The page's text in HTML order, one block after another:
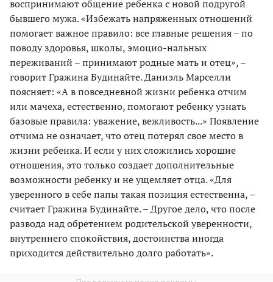
воспринимают общение ребенка с новой подругой
бывшего мужа. «Избежать напряженных отношений
помогает важное правило: все главные решения – по
поводу здоровья, школы, эмоцио-нальных
переживаний – принимают родные мать и отец», –
говорит Гражина Будинайте. Даниэль Марселли
поясняет: «А в повседневной жизни ребенка отчим
или мачеха, естественно, помогают ребенку узнать
базовые правила: уважение, вежливость...» Появление
отчима не означает, что отец потерял свое место в
жизни ребенка. И если у них сложились хорошие
отношения, это только создает дополнительные
возможности ребенку и не ущемляет отца. «Для
уверенного в себе папы такая позиция естественна, –
считает Гражина Будинайте. – Другое дело, что после
развода над обретением родительской уверенности,
внутреннего спокойствия, достоинства иногда
приходится действительно долго работать».